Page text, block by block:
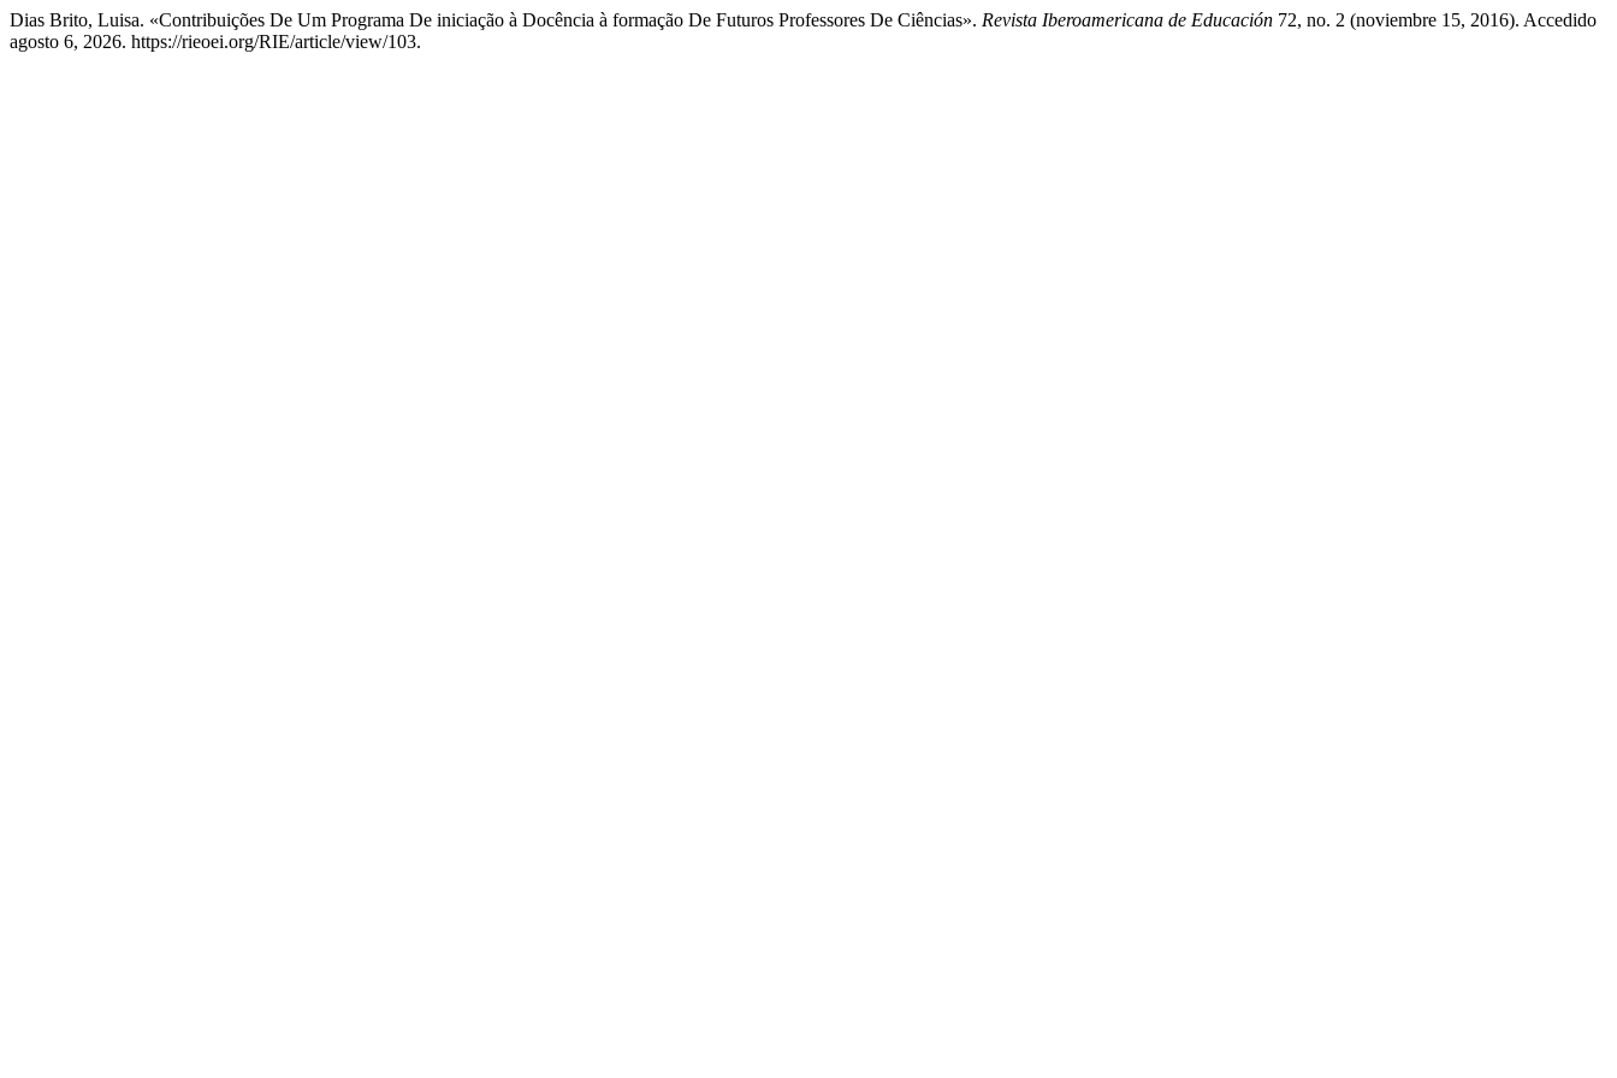
Dias Brito, Luisa. «Contribuições De Um Programa De iniciação à Docência à formação De Futuros Professores De Ciências». Revista Iberoamericana de Educación 72, no. 2 (noviembre 15, 2016). Accedido
agosto 6, 2026. https://rieoei.org/RIE/article/view/103.